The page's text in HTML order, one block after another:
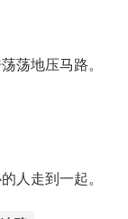
荡地压马路。
人走到一起。